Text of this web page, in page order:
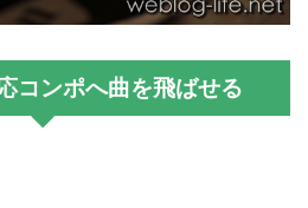
コンポへ曲を飛ばせる